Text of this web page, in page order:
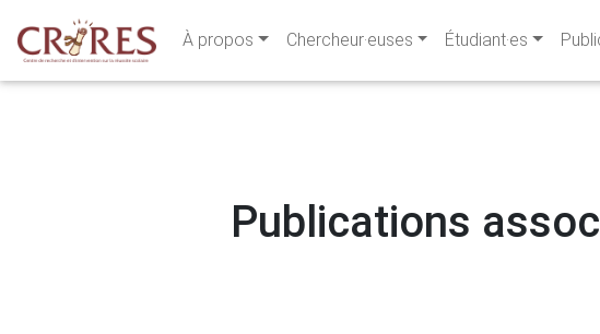
À propos Chercheur·euses Étudiant·es
Publications